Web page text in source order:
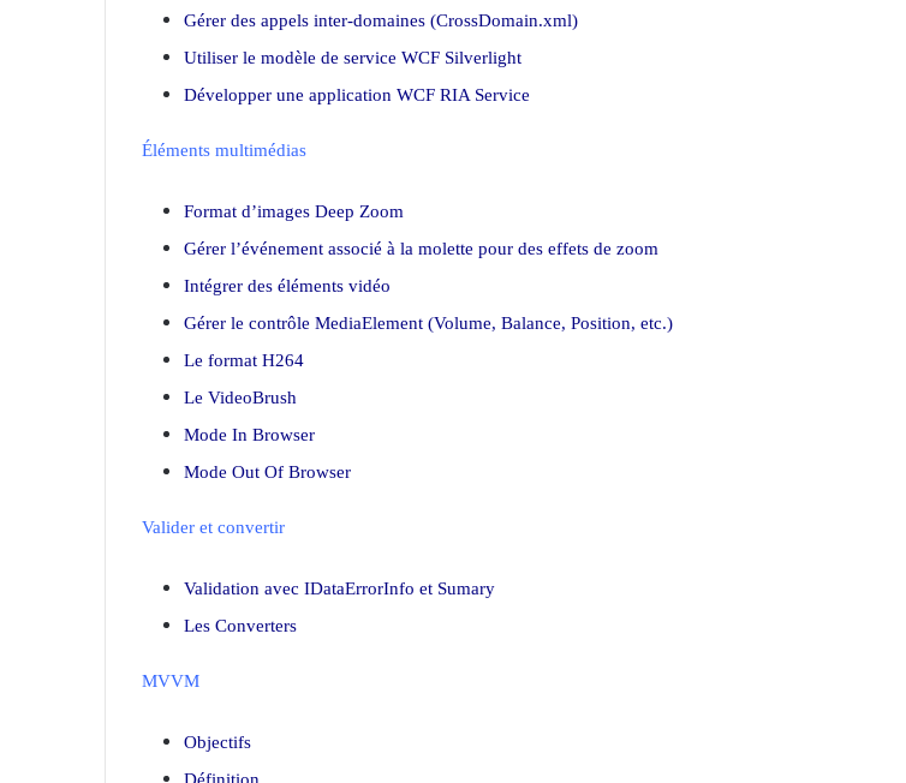
Gérer des appels inter-domaines (CrossDomain.xml)
Utiliser le modèle de service WCF Silverlight
Développer une application WCF RIA Service
Éléments multimédias
Format d’images Deep Zoom
Gérer l’événement associé à la molette pour des effets de zoom
Intégrer des éléments vidéo
Gérer le contrôle MediaElement (Volume, Balance, Position, etc.)
Le format H264
Le VideoBrush
Mode In Browser
Mode Out Of Browser
Valider et convertir
Validation avec IDataErrorInfo et Sumary
Les Converters
MVVM
Objectifs
Définition